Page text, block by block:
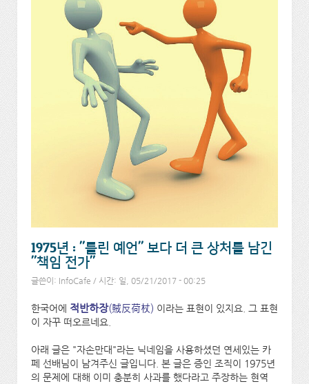
1975년 : "틀린 예언" 보다 더 큰 상처를 남긴
"책임 전가"
글쓴이: InfoCafe / 시간: 일, 05/21/2017 - 00:25
한국어에 적반하장(賊反荷杖) 이라는 표현이 있지요. 그 표현
이 자꾸 떠오르네요.
아래 글은 "자손만대"라는 닉네임을 사용하셨던 연세있는 카
페 선배님이 남겨주신 글입니다. 본 글은 증인 조직이 1975년
의 문제에 대해 이미 충분히 사과를 했다라고 주장하는 현역